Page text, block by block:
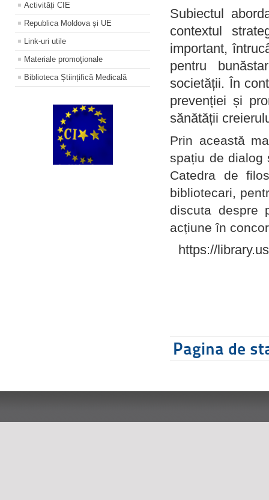
Activități CIE
Republica Moldova și UE
Link-uri utile
Materiale promoţionale
Biblioteca Științifică Medicală
Subiectul
contextul
important,
pentru
societății. În
prevenției și
sănătății
Prin această
spațiu de dialog
Catedra de
bibliotecari,
discuta despre
acțiune în
https://
Pagina de